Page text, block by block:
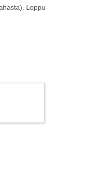
Loppu